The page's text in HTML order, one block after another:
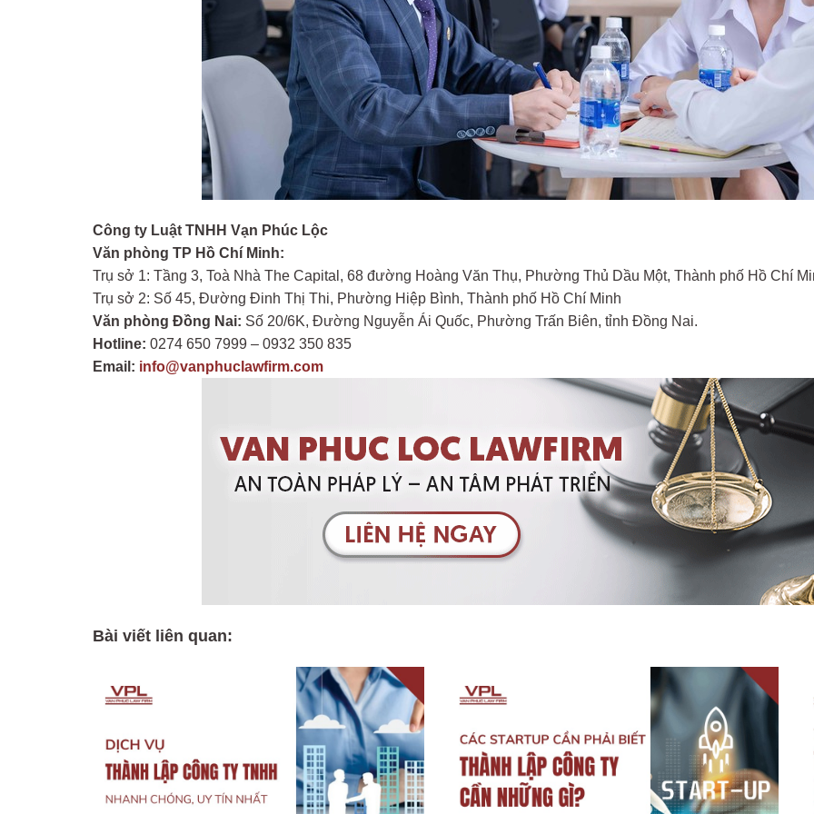
Công ty Luật TNHH Vạn Phúc Lộc
Văn phòng TP Hồ Chí Minh:
Trụ sở 1: Tầng 3, Toà Nhà The Capital, 68 đường Hoàng Văn Thụ, Phường Thủ Dầu Một, Thành phố Hồ Chí
Trụ sở 2: Số 45, Đường Đinh Thị Thi, Phường Hiệp Bình, Thành phố Hồ Chí Minh
Văn phòng Đồng Nai: Số 20/6K, Đường Nguyễn Ái Quốc, Phường Trấn Biên, tỉnh Đồng Nai.
Hotline: 0274 650 7999 – 0932 350 835
Email: info@vanphuclawfirm.com
Bài viết liên quan: